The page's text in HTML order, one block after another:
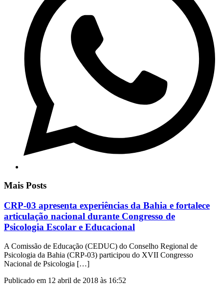
Mais Posts
CRP-03 apresenta experiências da Bahia e fortalece
articulação nacional durante Congresso de
Psicologia Escolar e Educacional
A Comissão de Educação (CEDUC) do Conselho Regional de
Psicologia da Bahia (CRP-03) participou do XVII Congresso
Nacional de Psicologia […]
Publicado em 12 abril de 2018 às 16:52